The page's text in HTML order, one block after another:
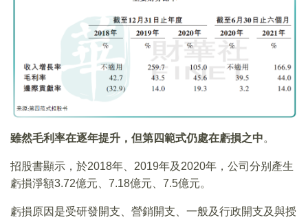
雖然毛利率在逐年提升，但第四範式仍處在虧損之中。
招股書顯示，於2018年、2019年及2020年，公司分别產生
虧損淨額3.72億元、7.18億元、7.5億元。
虧損原因是受研發開支、營銷開支、一般及行政開支及與授